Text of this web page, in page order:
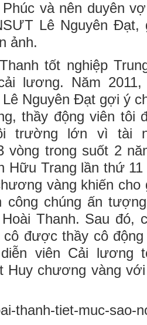
và nên duyên
Lê Nguyên
ảnh.
tốt nghiệp
lương. Năm
Nguyên Đạt gợi ý
thầy động viên tôi
trường lớn vì tài
vòng trong suốt 2
Hữu Trang lần thứ
vàng khiến
công chúng ấn
Thanh. Sau đó,
cô được thầy cô
viên Cải lương
Huy chương vàng